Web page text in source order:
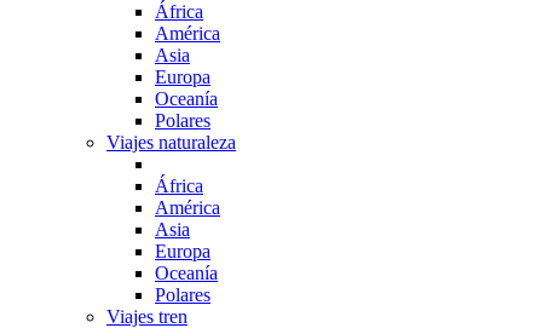
África
América
Asia
Europa
Oceanía
Polares
Viajes naturaleza
África
América
Asia
Europa
Oceanía
Polares
Viajes tren